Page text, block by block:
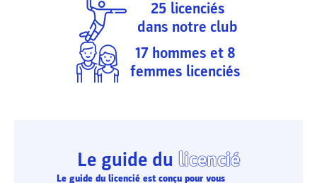
25 licenciés
dans notre club
17 hommes et 8
femmes licenciés
Le guide du licencié
Le guide du licencié est conçu pour vous